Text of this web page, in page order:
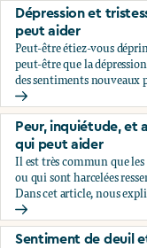
Dépression et
peut aider
Peut-être étiez-vous
peut-être que la
des sentiments nouveaux
Dépression et
Peur, inquiétude, et
qui peut aider
Il est très commun que
ou qui sont harcelées
Dans cet article, nous
Peur, inquiétude, et
Sentiment de deuil